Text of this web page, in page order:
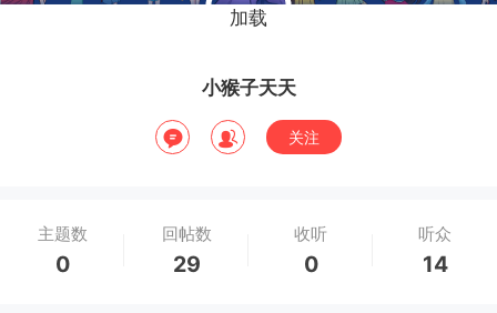
加载
小猴子天天
关注
主题数
0
回帖数
29
收听
0
听众
14